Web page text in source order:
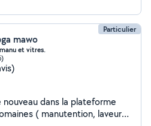
Particulier
mawo
et vitres.
dans la plateforme
( manutention, laveur